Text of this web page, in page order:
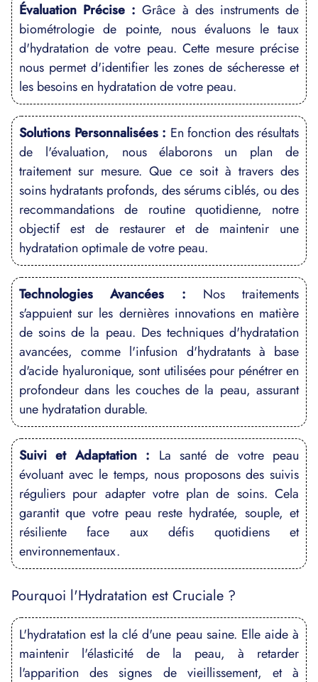
Évaluation Précise : Grâce à des instruments de
biométrologie de pointe, nous évaluons le taux
d'hydratation de votre peau. Cette mesure précise
nous permet d'identifier les zones de sécheresse et
les besoins en hydratation de votre peau.
Solutions Personnalisées : En fonction des résultats
de l'évaluation, nous élaborons un plan de
traitement sur mesure. Que ce soit à travers des
soins hydratants profonds, des sérums ciblés, ou des
recommandations de routine quotidienne, notre
objectif est de restaurer et de maintenir une
hydratation optimale de votre peau.
Technologies Avancées : Nos traitements
s'appuient sur les dernières innovations en matière
de soins de la peau. Des techniques d'hydratation
avancées, comme l'infusion d'hydratants à base
d'acide hyaluronique, sont utilisées pour pénétrer en
profondeur dans les couches de la peau, assurant
une hydratation durable.
Suivi et Adaptation : La santé de votre peau
évoluant avec le temps, nous proposons des suivis
réguliers pour adapter votre plan de soins. Cela
garantit que votre peau reste hydratée, souple, et
résiliente face aux défis quotidiens et
environnementaux.
Pourquoi l'Hydratation est Cruciale ?
L'hydratation est la clé d'une peau saine. Elle aide à
maintenir l'élasticité de la peau, à retarder
l'apparition des signes de vieillissement, et à